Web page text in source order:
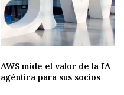
AWS mide el valor de la IA
agéntica para sus socios